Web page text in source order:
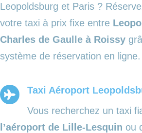
Leopoldsburg et Paris ?
votre taxi à prix fixe entre
Charles de Gaulle à Roissy
système de réservation en ligne.
Taxi Aéroport
Vous recherchez un taxi
l’aéroport de Lille-Lesquin ou